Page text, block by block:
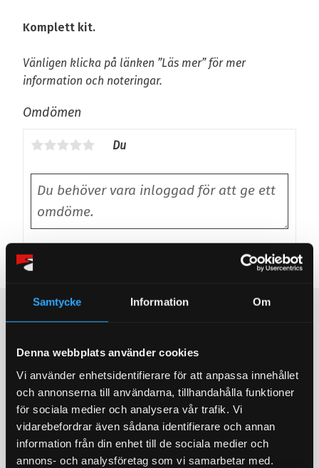
Samtycke Information Om
Denna webbplats använder cookies
Vi använder enhetsidentifierare för att anpassa innehållet
och annonserna till användarna, tillhandahålla funktioner
för sociala medier och analysera vår trafik. Vi
vidarebefordrar även sådana identifierare och annan
information från din enhet till de sociala medier och
annons- och analysföretag som vi samarbetar med.
Komplett kit.
Vänligen klicka på länken ”Läs mer” för mer
information och noteringar.
Omdömen
Du
Bli den första att lämna ett omdöme.
STORSÄLJARE!